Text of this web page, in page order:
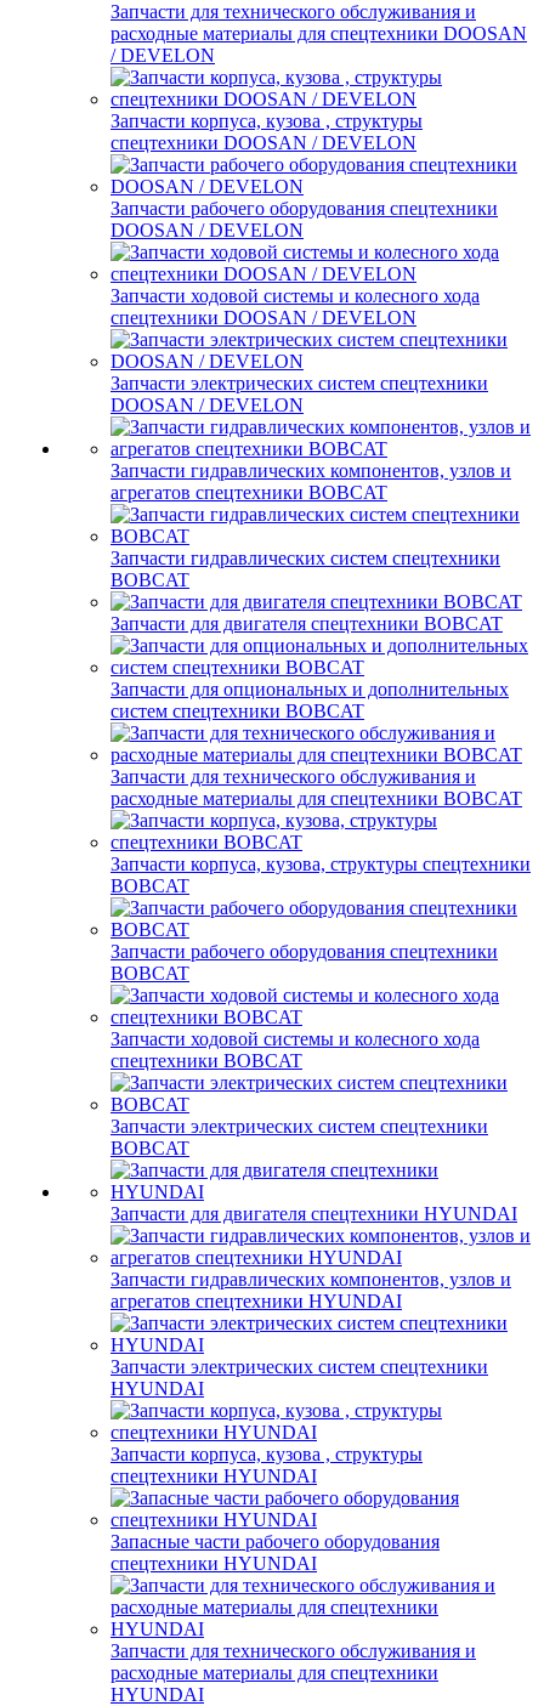
Запчасти для технического обслуживания и
расходные материалы для спецтехники DOOSAN
/ DEVELON
Запчасти корпуса, кузова , структуры
спецтехники DOOSAN / DEVELON
Запчасти рабочего оборудования спецтехники
DOOSAN / DEVELON
Запчасти ходовой системы и колесного хода
спецтехники DOOSAN / DEVELON
Запчасти электрических систем спецтехники
DOOSAN / DEVELON
Запчасти гидравлических компонентов, узлов и
агрегатов спецтехники BOBCAT
Запчасти гидравлических систем спецтехники
BOBCAT
Запчасти для двигателя спецтехники BOBCAT
Запчасти для опциональных и дополнительных
систем спецтехники BOBCAT
Запчасти для технического обслуживания и
расходные материалы для спецтехники BOBCAT
Запчасти корпуса, кузова, структуры спецтехники
BOBCAT
Запчасти рабочего оборудования спецтехники
BOBCAT
Запчасти ходовой системы и колесного хода
спецтехники BOBCAT
Запчасти электрических систем спецтехники
BOBCAT
Запчасти для двигателя спецтехники HYUNDAI
Запчасти гидравлических компонентов, узлов и
агрегатов спецтехники HYUNDAI
Запчасти электрических систем спецтехники
HYUNDAI
Запчасти корпуса, кузова , структуры
спецтехники HYUNDAI
Запасные части рабочего оборудования
спецтехники HYUNDAI
Запчасти для технического обслуживания и
расходные материалы для спецтехники
HYUNDAI